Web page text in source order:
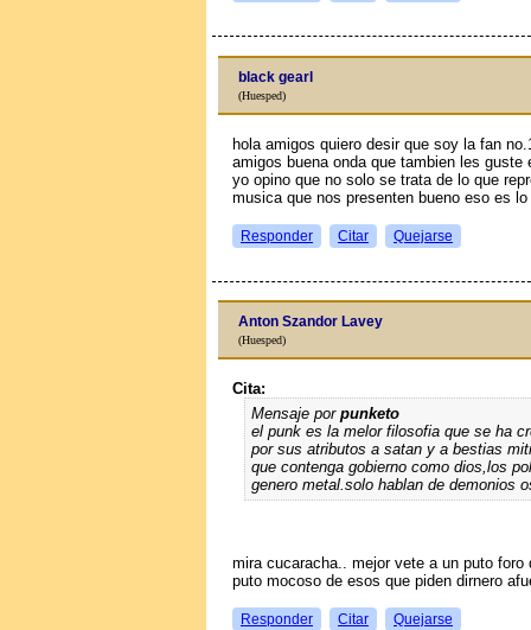
black gearl
(Huesped)
hola amigos quiero desir que soy la fan
amigos buena onda que tambien les guste
yo opino que no solo se trata de lo que
musica que nos presenten bueno eso es
Responder Citar Quejarse
Anton Szandor Lavey
(Huesped)
Cita:
Mensaje por punketo
el punk es la melor filosofia que se ha
por sus atributos a satan y a bestias
que contenga gobierno como dios,los
genero metal.solo hablan de demonios
mira cucaracha.. mejor vete a un puto
puto mocoso de esos que piden dirnero
Responder Citar Quejarse